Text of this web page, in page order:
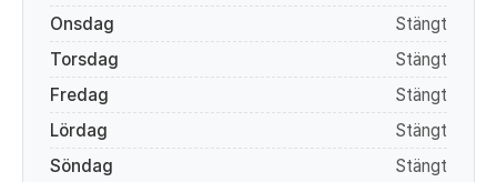
Onsdag
Stängt
Torsdag
Stängt
Fredag
Stängt
Lördag
Stängt
Söndag
Stängt